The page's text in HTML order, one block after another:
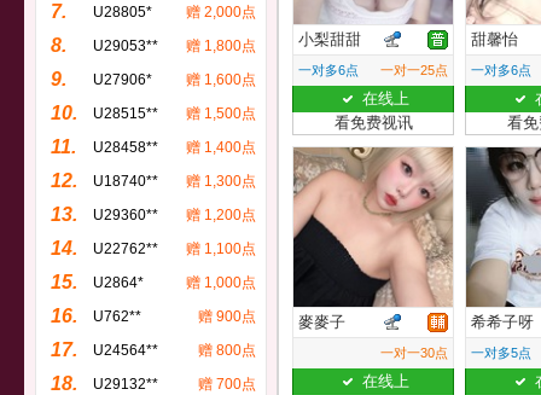
7. U28805* 赠 2,000点
8. U29053** 赠 1,800点
9. U27906* 赠 1,600点
10. U28515** 赠 1,500点
11. U28458** 赠 1,400点
12. U18740** 赠 1,300点
13. U29360** 赠 1,200点
14. U22762** 赠 1,100点
15. U2864* 赠 1,000点
16. U762** 赠 900点
17. U24564** 赠 800点
18. U29132** 赠 700点
小梨甜甜
一对多6点 一对一25点
在线上
看免费视讯
甜馨怡
一对多6点
看
麥麥子
一对一30点
在线上
希希子呀
一对多5点